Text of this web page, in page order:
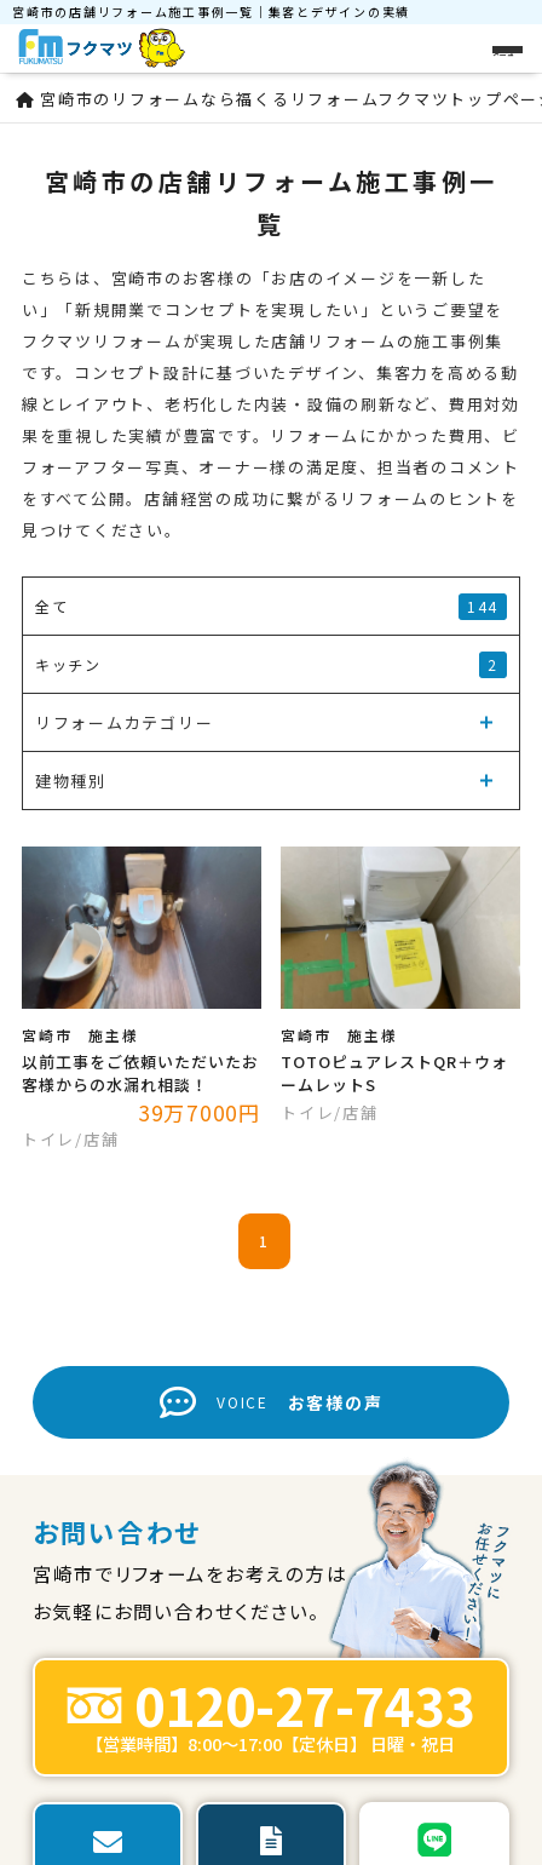
宮崎市の店舗リフォーム施工事例一覧｜集客とデザインの実績
メニュー
宮崎市のリフォームなら福くるリフォームフクマツトップペ
宮崎市の店舗リフォーム施工事例一
覧
こちらは、宮崎市のお客様の「お店のイメージを一新した
い」「新規開業でコンセプトを実現したい」というご要望を
フクマツリフォームが実現した店舗リフォームの施工事例集
です。コンセプト設計に基づいたデザイン、集客力を高める動
線とレイアウト、老朽化した内装・設備の刷新など、費用対効
果を重視した実績が豊富です。リフォームにかかった費用、ビ
フォーアフター写真、オーナー様の満足度、担当者のコメント
をすべて公開。店舗経営の成功に繋がるリフォームのヒントを
見つけてください。
全て 144
キッチン 2
リフォームカテゴリー
建物種別
宮崎市 施主様
以前工事をご依頼いただいたお
客様からの水漏れ相談！
39万7000円
トイレ /店舗
宮崎市 施主様
TOTOピュアレストQR＋ウォ
ームレットS
トイレ/店舗
1
VOICE お客様の声
お問い合わせ
宮崎市でリフォームをお考えの方は
お気軽にお問い合わせください。
0120-27-7433
【営業時間】8:00～17:00【定休日】 日曜・祝日